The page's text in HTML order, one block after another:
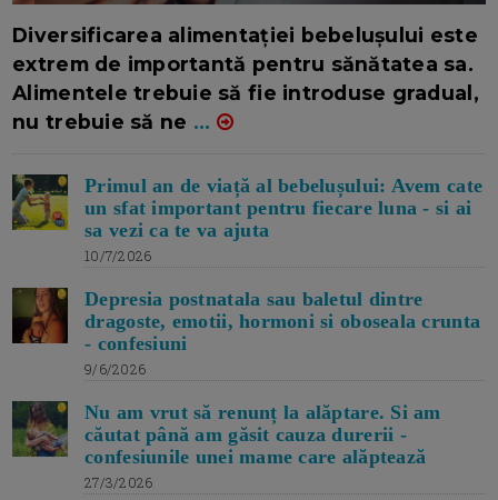
Diversificarea alimentației bebelușului este
extrem de importantă pentru sănătatea sa.
Alimentele trebuie să fie introduse gradual,
nu trebuie să ne ...
Primul an de viață al bebelușului: Avem cate
un sfat important pentru fiecare luna - si ai
sa vezi ca te va ajuta
10/7/2026
Depresia postnatala sau baletul dintre
dragoste, emotii, hormoni si oboseala crunta
- confesiuni
9/6/2026
Nu am vrut să renunț la alăptare. Si am
căutat până am găsit cauza durerii -
confesiunile unei mame care alăptează
27/3/2026